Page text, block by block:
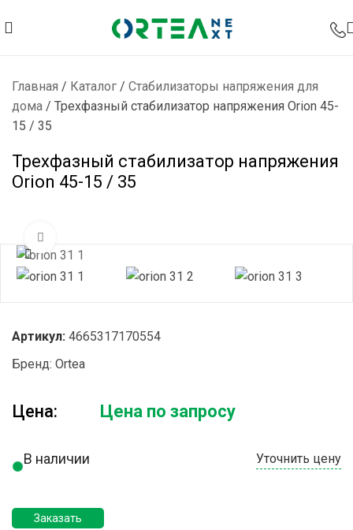
Главная / Каталог / Стабилизаторы напряжения для
дома / Трехфазный стабилизатор напряжения Orion 45-
15 / 35
Трехфазный стабилизатор напряжения
Orion 45-15 / 35
Артикул: 4665317170554
Бренд: Ortea
Цена: Цена по запросу
В наличии Уточнить цену
Заказать